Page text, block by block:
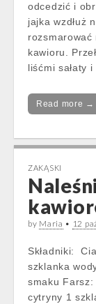
odcedzić i
jajka wzdłuż
rozsmarować
kawioru.
liśćmi sałaty
Read more →
ZAKĄSKI
by Maria • 12
Składniki:
szklanka
smaku
cytryny 1